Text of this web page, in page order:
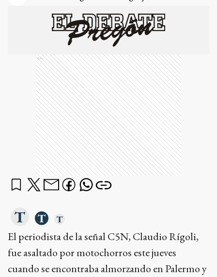
Ads
El periodista de la señal C5N, Claudio Rígoli,
fue asaltado por motochorros este jueves
cuando se encontraba almorzando en Palermo y